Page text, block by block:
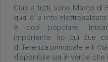
Ciao a tutti, sono Marco di
qual è la rete
è così popolare.
importante: ho qui due
differenza principale è il
disponibile sia in verde che